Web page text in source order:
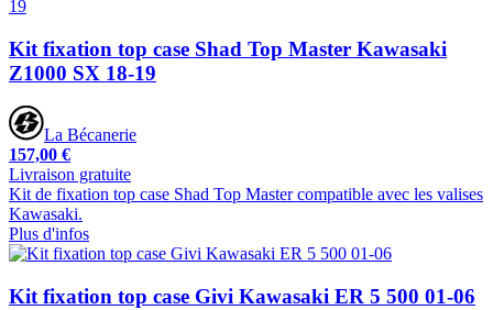
Kit fixation top case Shad Top Master Kawasaki
Z1000 SX 18-19
La Bécanerie
157,00 €
Livraison gratuite
Kit de fixation top case Shad Top Master compatible avec les valises
Kawasaki.
Plus d'infos
Kit fixation top case Givi Kawasaki ER 5 500 01-06